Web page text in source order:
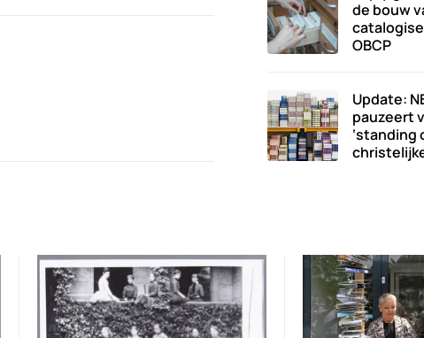
de bouw
OBCP
Update:
pauzeert
‘standing